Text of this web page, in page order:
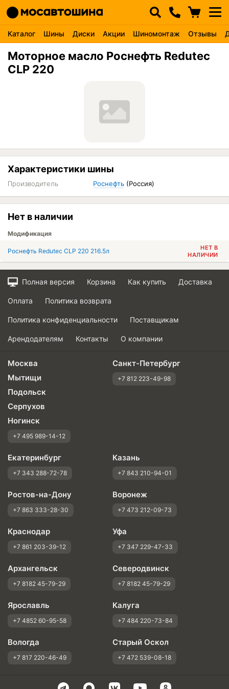
Каталог Шины Диски Акции Шиномонтаж Отзывы
Моторное масло Роснефть Redutec
CLР 220
Характеристики шины
Производитель Роснефть (Россия)
Нет в наличии
Модификация
Роснефть Redutec CLР 220 216.5л
НЕТ В
НАЛИЧИИ
Полная версия Корзина Как купить Доставка
Оплата Политика возврата
Политика конфиденциальности Поставщикам
Арендодателям Контакты О компании
Москва
Мытищи
Подольск
Серпухов
Ногинск
+7 495 989-14-12
Санкт-Петербург
+7 812 223-49-98
Екатеринбург
+7 343 288-72-78
Казань
+7 843 210-94-01
Ростов-на-Дону
+7 863 333-28-30
Воронеж
+7 473 212-09-73
Краснодар
+7 861 203-39-12
Уфа
+7 347 229-47-33
Архангельск
+7 8182 45-79-29
Северодвинск
+7 8182 45-79-29
Ярославль
+7 4852 60-95-58
Калуга
+7 484 220-73-84
Вологда
+7 817 220-46-49
Старый Оскол
+7 472 539-08-18